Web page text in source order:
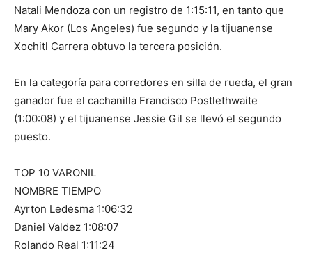
Natali Mendoza con un registro de 1:15:11, en tanto que
Mary Akor (Los Angeles) fue segundo y la tijuanense
Xochitl Carrera obtuvo la tercera posición.
En la categoría para corredores en silla de rueda, el gran
ganador fue el cachanilla Francisco Postlethwaite
(1:00:08) y el tijuanense Jessie Gil se llevó el segundo
puesto.
TOP 10 VARONIL
NOMBRE TIEMPO
Ayrton Ledesma 1:06:32
Daniel Valdez 1:08:07
Rolando Real 1:11:24